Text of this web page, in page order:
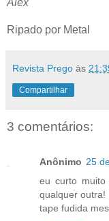
Ripado por Metal
Revista Prego às
Compartilhar
3 comentários:
Anônimo 25
eu curto
qualquer outra!
tape fudida